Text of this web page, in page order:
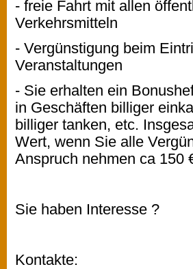
- freie Fahrt mit allen
Verkehrsmitteln
- Vergünstigung beim
Veranstaltungen
- Sie erhalten ein
in Geschäften billiger
billiger tanken, etc.
Wert, wenn Sie alle
Anspruch nehmen ca 150
Sie haben Interesse ?
Kontakte: